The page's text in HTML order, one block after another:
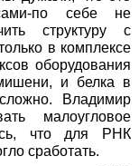
по себе не
структуру с
в комплексе
оборудования
и белка в
Владимир
малоугловое
что для РНК
сработать.